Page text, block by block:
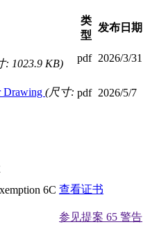
类
型
发布日期
: 1023.9 KB) pdf 2026/3/31
Drawing (尺寸: pdf 2026/5/7
6C 查看证书
参见提案 65 警告